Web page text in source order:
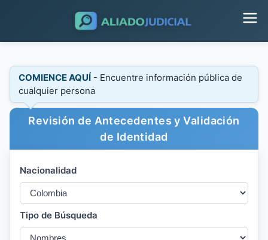
COMIENCE AQUÍ - Encuentre información pública de
cualquier persona
Revisión de Antecedentes y Validación
de Identidad
Nacionalidad
Tipo de Búsqueda